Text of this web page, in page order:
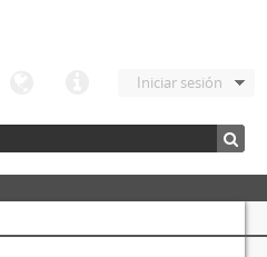
Iniciar sesión